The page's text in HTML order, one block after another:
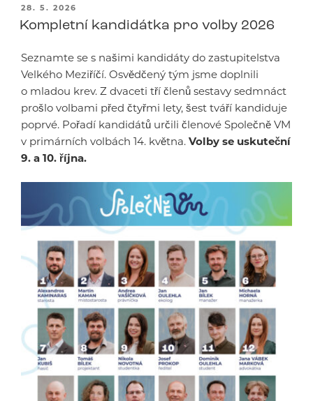
PUBLIKOVÁNO
28. 5. 2026
Kompletní kandidátka pro volby 2026
Seznamte se s našimi kandidáty do zastupitelstva
Velkého Meziříčí. Osvědčený tým jsme doplnili
o mladou krev. Z dvaceti tří členů sestavy sedmnáct
prošlo volbami před čtyřmi lety, šest tváří kandiduje
poprvé. Pořadí kandidátů určili členové Společně VM
v primárních volbách 14. května. Volby se uskuteční
9. a 10. října.